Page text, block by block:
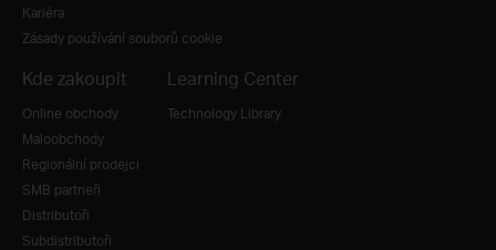
Kariéra
Zásady používání souborů cookie
Kde zakoupit
Online obchody
Maloobchody
Regionální prodejci
SMB partneři
Distributoři
Subdistributoři
Learning Center
Technology Library